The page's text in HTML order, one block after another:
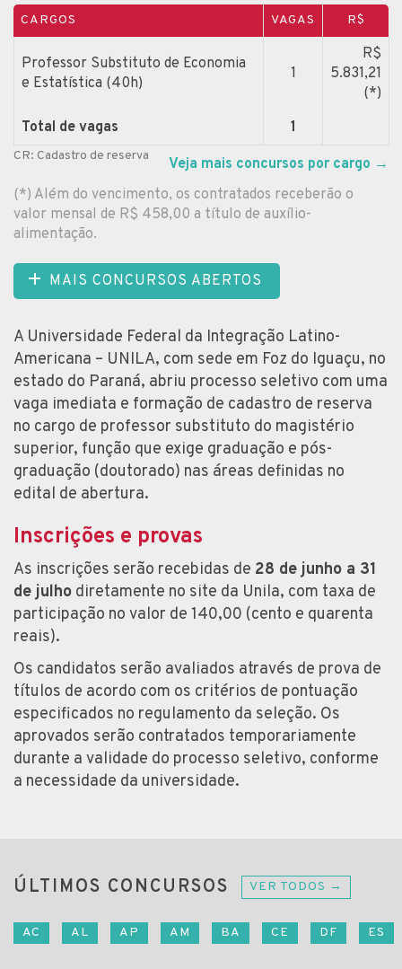
CARGOS VAGAS R$
Professor Substituto de Economia
e Estatística (40h)
1
R$
5.831,21
(*)
Total de vagas
1
CR: Cadastro de reserva Veja mais concursos por cargo →
(*) Além do vencimento, os contratados receberão o
valor mensal de R$ 458,00 a título de auxílio-
alimentação.
MAIS CONCURSOS ABERTOS
A Universidade Federal da Integração Latino-
Americana – UNILA, com sede em Foz do Iguaçu, no
estado do Paraná, abriu processo seletivo com uma
vaga imediata e formação de cadastro de reserva
no cargo de professor substituto do magistério
superior, função que exige graduação e pós-
graduação (doutorado) nas áreas definidas no
edital de abertura.
Inscrições e provas
As inscrições serão recebidas de 28 de junho a 31
de julho diretamente no site da Unila, com taxa de
participação no valor de 140,00 (cento e quarenta
reais).
Os candidatos serão avaliados através de prova de
títulos de acordo com os critérios de pontuação
especificados no regulamento da seleção. Os
aprovados serão contratados temporariamente
durante a validade do processo seletivo, conforme
a necessidade da universidade.
ÚLTIMOS CONCURSOS VER TODOS →
AC AL AP AM BA CE DF ES